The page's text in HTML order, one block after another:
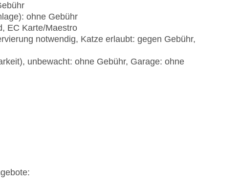
ohne Gebühr
EC Karte/Maestro
notwendig, Katze erlaubt: gegen Gebühr,
unbewacht: ohne Gebühr, Garage: ohne